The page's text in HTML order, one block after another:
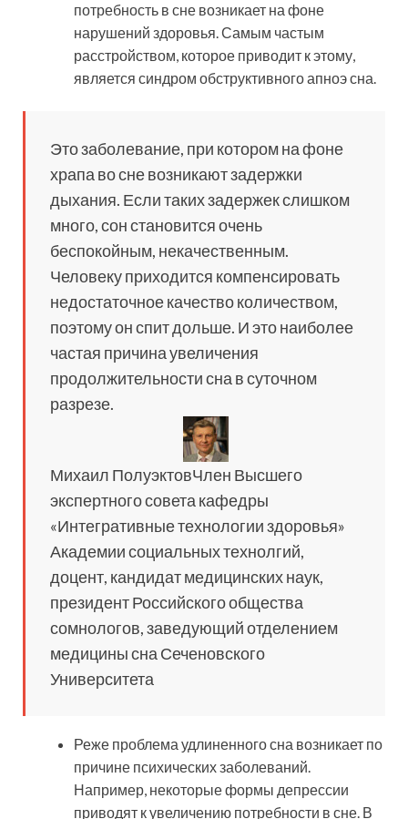
потребность в сне возникает на фоне
нарушений здоровья. Самым частым
расстройством, которое приводит к этому,
является синдром обструктивного апноэ сна.
Это заболевание, при котором на фоне
храпа во сне возникают задержки
дыхания. Если таких задержек слишком
много, сон становится очень
беспокойным, некачественным.
Человеку приходится компенсировать
недостаточное качество количеством,
поэтому он спит дольше. И это наиболее
частая причина увеличения
продолжительности сна в суточном
разрезе.
Михаил ПолуэктовЧлен Высшего
экспертного совета кафедры
«Интегративные технологии здоровья»
Академии социальных технолгий,
доцент, кандидат медицинских наук,
президент Российского общества
сомнологов, заведующий отделением
медицины сна Сеченовского
Университета
Реже проблема удлиненного сна возникает по
причине психических заболеваний.
Например, некоторые формы депрессии
приводят к увеличению потребности в сне. В